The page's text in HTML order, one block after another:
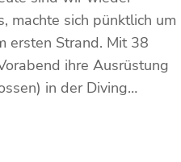
machte sich pünktlich um
ersten Strand. Mit 38
ihre Ausrüstung
in der Diving…